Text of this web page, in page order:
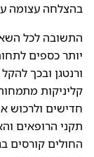
בהצלחה עצומה
התשובה לכל
יותר כספים
ורנטגן ובכך
קליניקות
חדישים ולרכוש
תקני הרופאים
החולים קורסים